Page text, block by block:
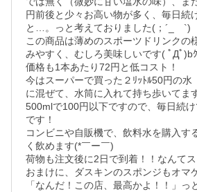
円前後と少々お高い物が多く、毎日続
と…。っと考えておりました(；´_ゝ`)
この商品は薄めのスポーツドリンクの
みやすく、むしろ美味しいです( ﾟДﾟ)bｸ
価格も1本あたり72円と低コスト！
今はスーパーで買った２ﾘｯﾄﾙ50円の水
に混ぜて、水筒に入れて持ち歩いてま
500mlで100円以下ですので、毎日続
です！
コンビニや自販機で、飲料水を購入す
く飲めます(*￣ー￣)
荷物も注文後に2日で到着！！なんてス
おまけに、ダスキンのスポンジもオマ
「なんだ！この店、最高かよ！！」っ